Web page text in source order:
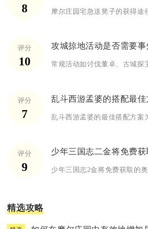
8
评分
10
攻城掠地活动是否需要事
评分
7
乱斗西游孟婆的搭配最佳
评分
9
精选攻略